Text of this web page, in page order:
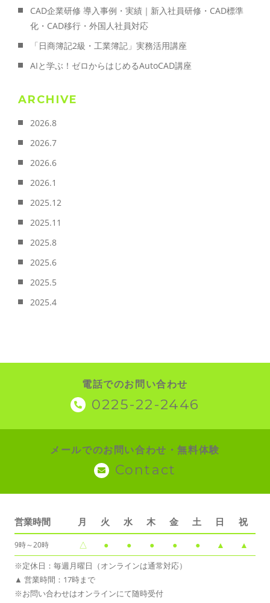
CAD企業研修 導入事例・実績｜新入社員研修・CAD標準
化・CAD移行・外国人社員対応
「日商簿記2級・工業簿記」実務活用講座
AIと学ぶ！ゼロからはじめるAutoCAD講座
ARCHIVE
2026.8
2026.7
2026.6
2026.1
2025.12
2025.11
2025.8
2025.6
2025.5
2025.4
電話でのお問い合わせ
0225-22-2446
メールでのお問い合わせ・無料体験
Contact
営業時間 月 火 水 木 金 土 日 祝
9時～20時 △ ● ● ● ● ● ▲ ▲
※定休日：毎週月曜日（オンラインは通常対応）
▲ 営業時間：17時まで
※お問い合わせはオンラインにて随時受付